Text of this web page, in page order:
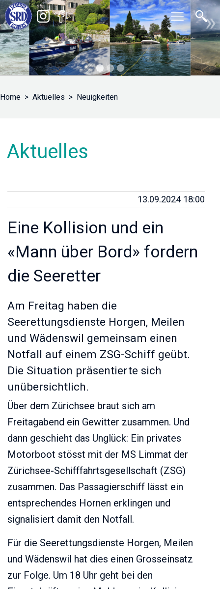
« »
Home Aktuelles Neuigkeiten
Aktuelles
13.09.2024 18:00
Eine Kollision und ein
«Mann über Bord» fordern
die Seeretter
Am Freitag haben die
Seerettungsdienste Horgen, Meilen
und Wädenswil gemeinsam einen
Notfall auf einem ZSG-Schiff geübt.
Die Situation präsentierte sich
unübersichtlich.
Über dem Zürichsee braut sich am
Freitagabend ein Gewitter zusammen. Und
dann geschieht das Unglück: Ein privates
Motorboot stösst mit der MS Limmat der
Zürichsee-Schifffahrtsgesellschaft (ZSG)
zusammen. Das Passagierschiff lässt ein
entsprechendes Hornen erklingen und
signalisiert damit den Notfall.
Für die Seerettungsdienste Horgen, Meilen
und Wädenswil hat dies einen Grosseinsatz
zur Folge. Um 18 Uhr geht bei den